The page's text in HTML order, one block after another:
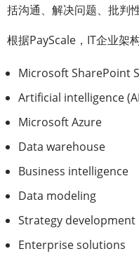
括沟通、解决问题、批判
根据PayScale，IT企业架
Microsoft SharePoint
Artificial intelligence
Microsoft Azure
Data warehouse
Business intelligence
Data modeling
Strategy development
Enterprise solutions